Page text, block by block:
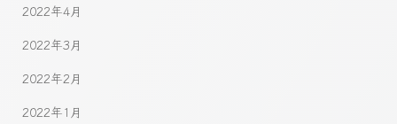
2022年4月
2022年3月
2022年2月
2022年1月